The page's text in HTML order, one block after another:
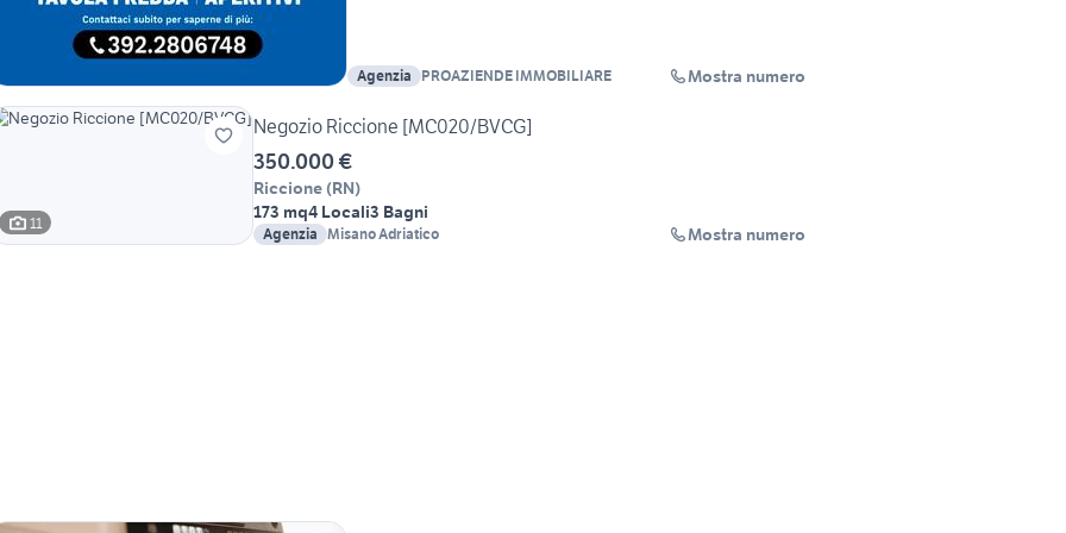
Agenzia PROAZIENDE IMMOBILIARE Mostra numero
11
Negozio Riccione [MC020/BVCG]
350.000 €
Riccione (RN)
173 mq4 Locali3 Bagni
Agenzia Misano Adriatico Mostra numero